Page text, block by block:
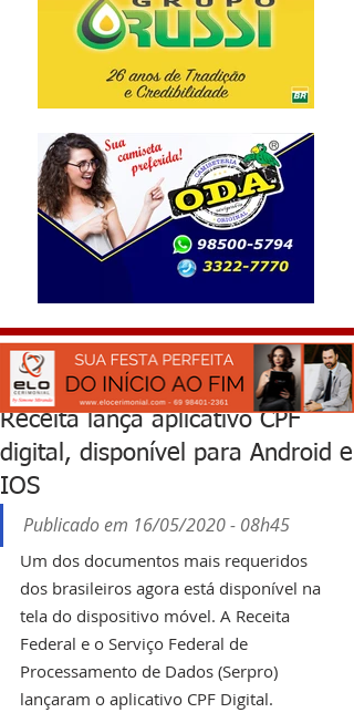
Receita lança aplicativo CPF
digital, disponível para Android e
IOS
Publicado em 16/05/2020 - 08h45
Um dos documentos mais requeridos
dos brasileiros agora está disponível na
tela do dispositivo móvel. A Receita
Federal e o Serviço Federal de
Processamento de Dados (Serpro)
lançaram o aplicativo CPF Digital.